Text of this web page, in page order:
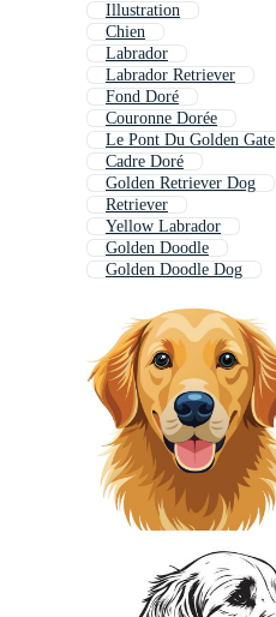
Illustration
Chien
Labrador
Labrador Retriever
Fond Doré
Couronne Dorée
Le Pont Du Golden Gate
Cadre Doré
Golden Retriever Dog
Retriever
Yellow Labrador
Golden Doodle
Golden Doodle Dog